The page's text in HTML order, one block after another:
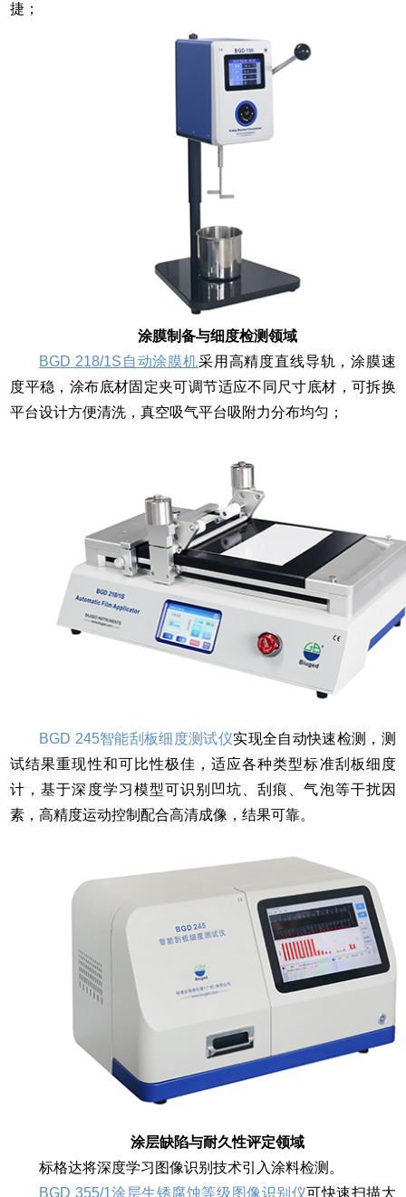
捷；
涂膜制备与细度检测领域
BGD 218/1S自动涂膜机采用高精度直线导轨，涂膜速
度平稳，涂布底材固定夹可调节适应不同尺寸底材，可拆换
平台设计方便清洗，真空吸气平台吸附力分布均匀；
BGD 245智能刮板细度测试仪实现全自动快速检测，测
试结果重现性和可比性极佳，适应各种类型标准刮板细度
计，基于深度学习模型可识别凹坑、刮痕、气泡等干扰因
素，高精度运动控制配合高清成像，结果可靠。
涂层缺陷与耐久性评定领域
标格达将深度学习图像识别技术引入涂料检测。
BGD 355/1涂层生锈腐蚀等级图像识别仪可快速扫描大